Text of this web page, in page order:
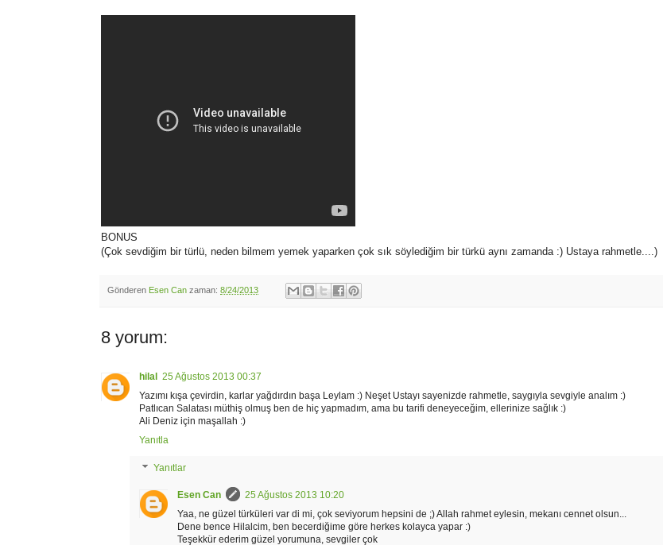
BONUS
(Çok sevdiğim bir türlü, neden bilmem yemek yaparken çok sık söylediğim bir türkü aynı zamanda :) Ustaya rahmetle....)
Gönderen Esen Can zaman: 8/24/2013
8 yorum:
hilal
25 Ağustos 2013 00:37
Yazımı kışa çevirdin, karlar yağdırdın başa Leylam :) Neşet Ustayı sayenizde rahmetle, saygıyla sevgiyle analım :)
Patlıcan Salatası müthiş olmuş ben de hiç yapmadım, ama bu tarifi deneyeceğim, ellerinize sağlık :)
Ali Deniz için maşallah :)
Yanıtla
Yanıtlar
Esen Can
25 Ağustos 2013 10:20
Yaa, ne güzel türküleri var di mi, çok seviyorum hepsini de ;) Allah rahmet eylesin, mekanı cennet olsun...
Dene bence Hilalcim, ben becerdiğime göre herkes kolayca yapar :)
Teşekkür ederim güzel yorumuna, sevgiler çok